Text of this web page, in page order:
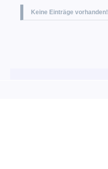
Keine Einträge vorhanden!